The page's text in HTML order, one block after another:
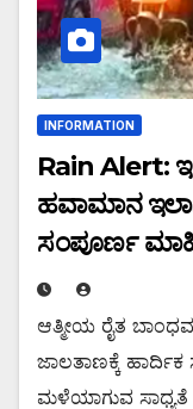
INFORMATION
Rain Alert:
ಹವಾಮಾನ
ಸಂಪೂರ್ಣ
ಆತ್ಮೀಯ ರೈತ
ಜಾಲತಾಣಕ್ಕೆ ಹಾರ್ದಿಕ
ಮಳೆಯಾಗುವ ಸಾಧ್ಯತೆ